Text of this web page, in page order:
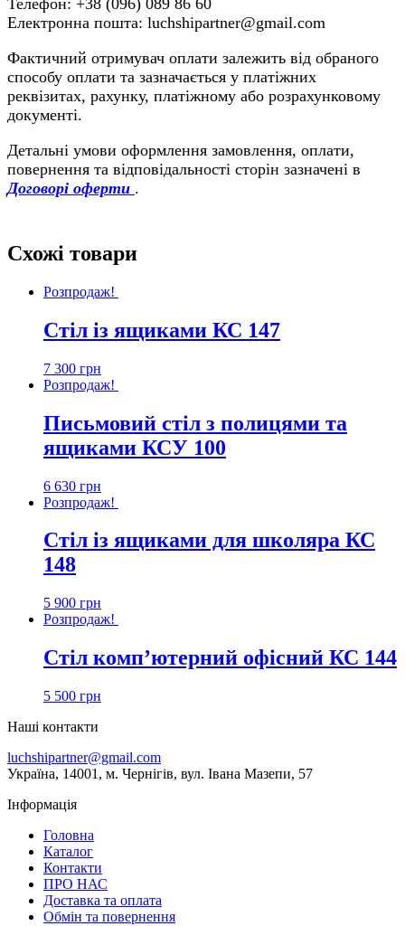
Телефон: +38 (096) 089 86 60
Електронна пошта: luchshipartner@gmail.com
Фактичний отримувач оплати залежить від обраного
способу оплати та зазначається у платіжних
реквізитах, рахунку, платіжному або розрахунковому
документі.
Детальні умови оформлення замовлення, оплати,
повернення та відповідальності сторін зазначені в
Договорі оферти .
Схожі товари
Розпродаж!
Стіл із ящиками КС 147
7 300 грн
Розпродаж!
Письмовий стіл з полицями та
ящиками КСУ 100
6 630 грн
Розпродаж!
Стіл із ящиками для школяра КС
148
5 900 грн
Розпродаж!
Стіл комп’ютерний офісний КС 144
5 500 грн
Наші контакти
luchshipartner@gmail.com
Українa, 14001, м. Чернігів, вул. Івана Мазепи, 57
Інформація
Головна
Каталог
Контакти
ПРО НАС
Доставка та оплата
Обмін та повернення